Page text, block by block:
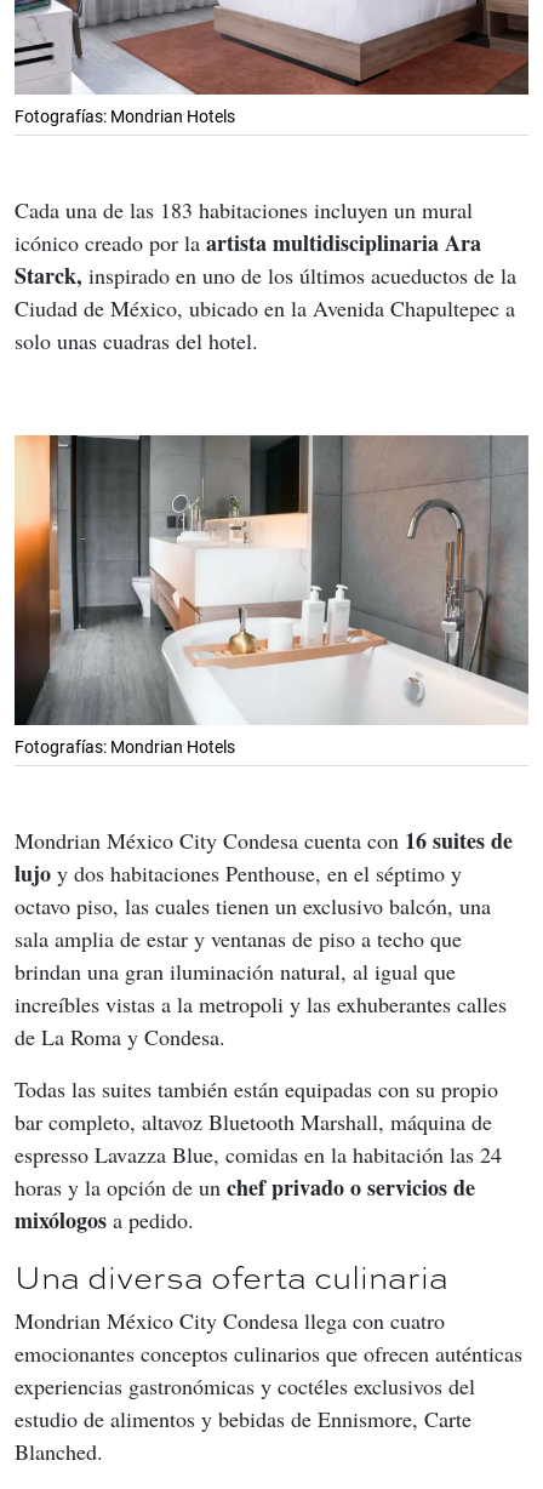
Fotografías: Mondrian Hotels
Cada una de las 183 habitaciones incluyen un mural
icónico creado por la artista multidisciplinaria Ara
Starck, inspirado en uno de los últimos acueductos de la
Ciudad de México, ubicado en la Avenida Chapultepec a
solo unas cuadras del hotel.
Fotografías: Mondrian Hotels
Mondrian México City Condesa cuenta con 16 suites de
lujo y dos habitaciones Penthouse, en el séptimo y
octavo piso, las cuales tienen un exclusivo balcón, una
sala amplia de estar y ventanas de piso a techo que
brindan una gran iluminación natural, al igual que
increíbles vistas a la metropoli y las exhuberantes calles
de La Roma y Condesa.
Todas las suites también están equipadas con su propio
bar completo, altavoz Bluetooth Marshall, máquina de
espresso Lavazza Blue, comidas en la habitación las 24
horas y la opción de un chef privado o servicios de
mixólogos a pedido.
Una diversa oferta culinaria
Mondrian México City Condesa llega con cuatro
emocionantes conceptos culinarios que ofrecen auténticas
experiencias gastronómicas y coctéles exclusivos del
estudio de alimentos y bebidas de Ennismore, Carte
Blanched.